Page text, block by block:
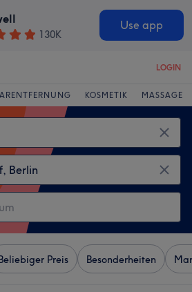
130K
Use app
LOGIN
KOSMETIK MASSAGE
Preis Besonderheiten